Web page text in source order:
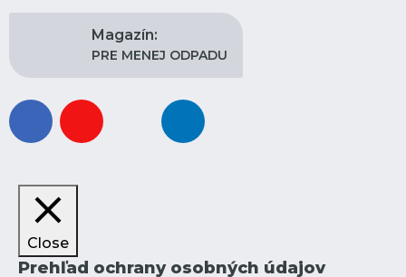
Magazín:
PRE MENEJ ODPADU
facebookyoutube instagramlinkedin
Close
Prehľad ochrany osobných údajov